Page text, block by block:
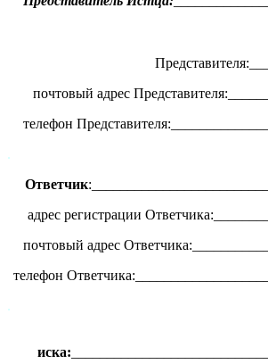
почтовый адрес
телефон
.
Ответчик
адрес регистрации
почтовый адрес
телефон
.
иска: